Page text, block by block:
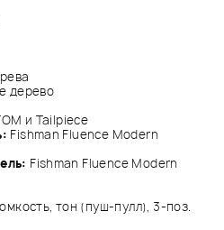
дерево
и Tailpiece
Fishman Fluence Modern
Fishman Fluence Modern
тон (пуш-пулл), 3-поз.